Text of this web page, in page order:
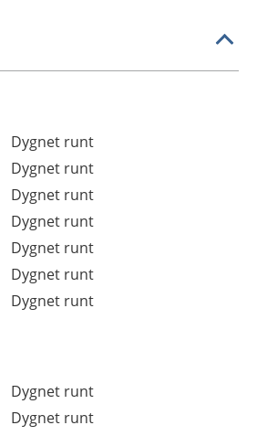
Dygnet runt
Dygnet runt
Dygnet runt
Dygnet runt
Dygnet runt
Dygnet runt
Dygnet runt
Dygnet runt
Dygnet runt